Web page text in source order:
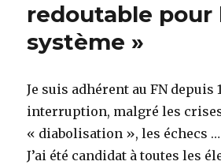
redoutable pour
système »
Je suis adhérent au FN depuis
interruption, malgré les
« diabolisation », les échecs …
J’ai été candidat à toutes les